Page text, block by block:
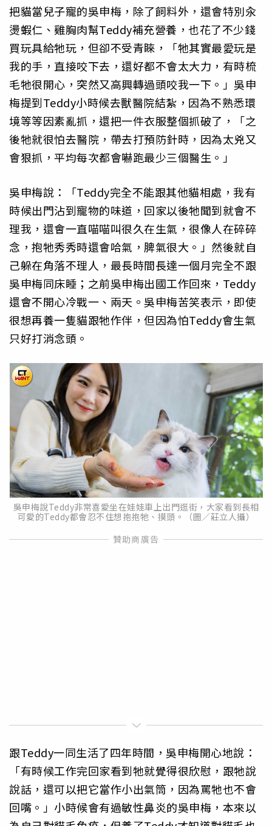
把貓當兒子寵的吳申梅，除了飼料外，還會特別汆
燙蝦仁、雞胸肉幫Teddy補充營養，也花了不少錢
買玩具給牠玩，但卻不受青睞，「牠其實最愛玩是
我的手，直接咬下去，還好都不會太大力，有時梳
毛牠很開心，突然又高興轉過頭咬我一下。」吳申
梅提到Teddy小時候去獸醫院結紮，因為不熟悉環
境等等因素亂抓，還把一件衣服整個抓破了，「之
後牠就很怕去醫院，帶去打預防針時，因為太兇又
會狠抓，平均每次都會嚇跑最少三個醫生。」
吳申梅說：「Teddy完全不能跟其他貓相處，我有
時候出門沾到寵物的味道，回家以後牠聞到就會不
理我，還會一直喵喵叫很久在生氣，很像人在碎碎
念，抱牠秀秀時還會哈氣，脾氣很大。」然後就自
己躲在角落不理人，最長時間長達一個月完全不跟
吳申梅同床睡；之前吳申梅出國工作回來，Teddy
還會不開心冷戰一、兩天。吳申梅苦笑表示，即使
很想再養一隻貓跟牠作伴，但因為怕Teddy會生氣
只好打消念頭。
吳申梅說Teddy非常喜愛坐在娃娃車上出門逛街，大家看到長相
可愛的Teddy都會忍不住想抱抱牠、摸頭。（圖／莊立人攝）
跟Teddy一同生活了四年時間，吳申梅開心地說：
「有時候工作完回家看到牠就覺得很欣慰，跟牠說
說話，還可以把它當作小出氣筒，因為罵牠也不會
回嘴。」小時候會有過敏性鼻炎的吳申梅，本來以